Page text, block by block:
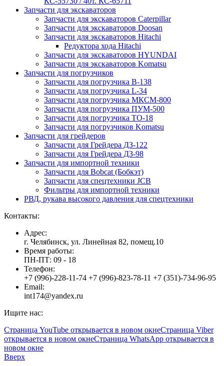
Запчасти для экскаваторов
Запчасти для экскаваторов Caterpillar
Запчасти для экскаваторов Doosan
Запчасти для экскаваторов Hitachi
Редуктора хода Hitachi
Запчасти для экскаваторов HYUNDAI
Запчасти для экскаваторов Komatsu
Запчасти для погрузчиков
Запчасти для погрузчика B-138
Запчасти для погрузчика L-34
Запчасти для погрузчика МКСМ-800
Запчасти для погрузчика ПУМ-500
Запчасти для погрузчика ТО-18
Запчасти для погрузчиков Komatsu
Запчасти для грейдеров
Запчасти для Грейдера ДЗ-122
Запчасти для Грейдера ДЗ-98
Запчасти для импортной техники
Запчасти для Bobcat (Бобкэт)
Запчасти для спецтехники JCB
Фильтры для импортной техники
РВД, рукава высокого давления для спецтехники
Контакты:
Адрес:
г. Челябинск, ул. Линейная 82, помещ.10
Время работы:
ПН-ПТ: 09 - 18
Телефон:
+7 (996)-228-11-74 +7 (996)-823-78-11 +7 (351)-734-96-95
Email:
int174@yandex.ru
Ищите нас:
Страница YouTube открывается в новом окнеСтраница Viber
открывается в новом окнеСтраница WhatsApp открывается в
новом окне
Вверх